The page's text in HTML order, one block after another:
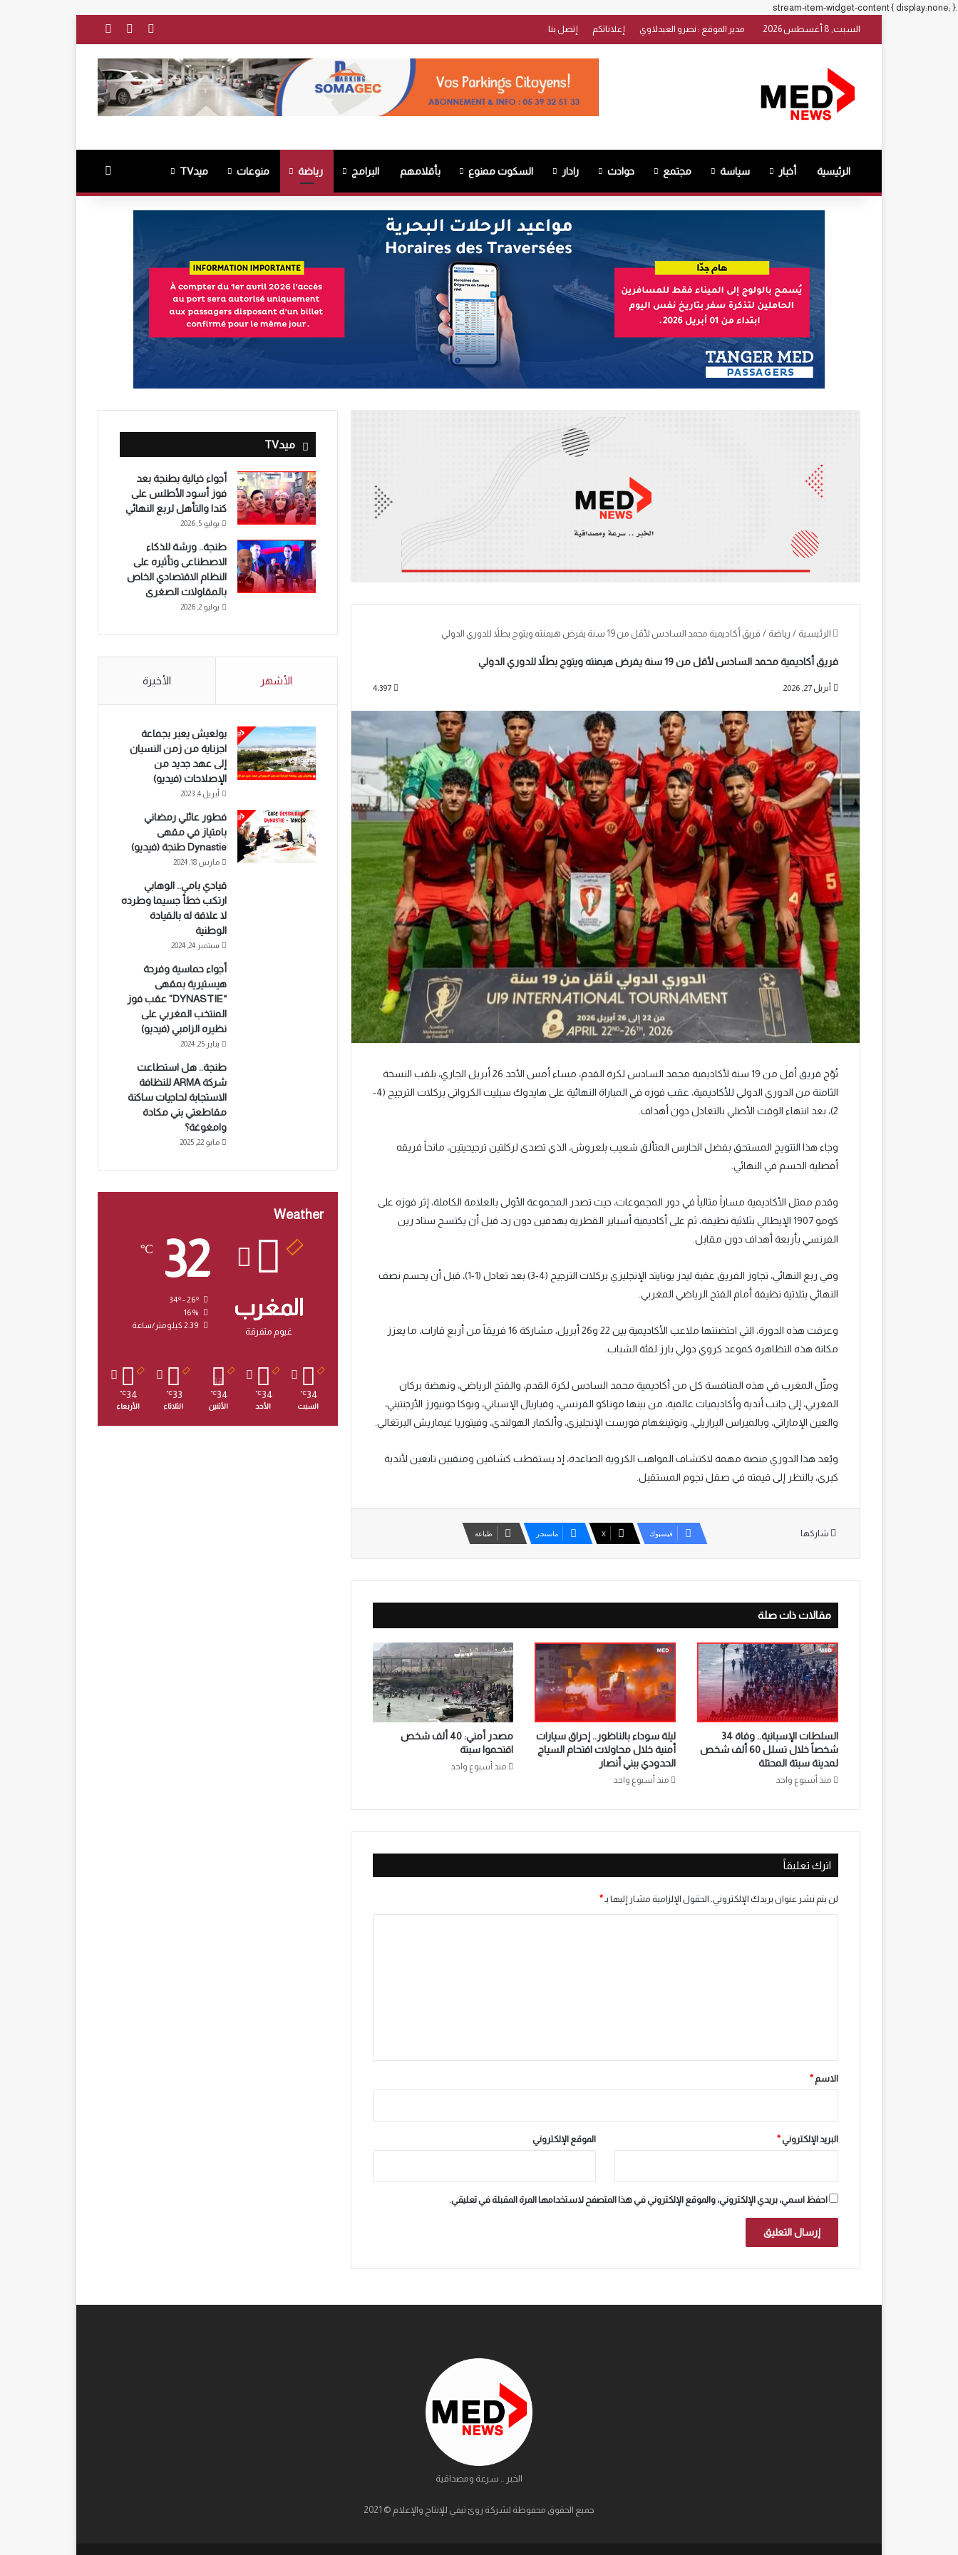
.stream-item-widget-content { display:none; }
السبت, 8 أغسطس 2026
مدير الموقع : نصرو العبدلاوي إعلاناتكم إتصل بنا فيسبوك‫YouTube
الرئيسية أخبار سياسة مجتمع حوادث رادار السكوت ممنوع بأقلامهم البرامج رياضة منوعات ميدTV
الرئيسية / رياضة / فريق أكاديمية محمد السادس لأقل من 19 سنة يفرض هيمنته ويتوج بطلاً للدوري الدولي
فريق أكاديمية محمد السادس لأقل من 19 سنة يفرض هيمنته ويتوج بطلاً للدوري الدولي
أبريل 27, 2026 4٬397
تُوّج فريق أقل من 19 سنة لأكاديمية محمد السادس لكرة القدم، مساء أمس الأحد 26 أبريل الجاري، بلقب النسخة
الثامنة من الدوري الدولي للأكاديمية، عقب فوزه في المباراة النهائية على هايدوك سبليت الكرواتي بركلات الترجيح (4-
2)، بعد انتهاء الوقت الأصلي بالتعادل دون أهداف.
وجاء هذا التتويج المستحق بفضل الحارس المتألق شعيب بلعروش، الذي تصدى لركلتين ترجيحيتين، مانحاً فريقه
أفضلية الحسم في النهائي.
وقدم ممثل الأكاديمية مساراً مثالياً في دور المجموعات، حيث تصدر المجموعة الأولى بالعلامة الكاملة، إثر فوزه على
كومو 1907 الإيطالي بثلاثية نظيفة، ثم على أكاديمية أسباير القطرية بهدفين دون رد، قبل أن يكتسح ستاد رين
الفرنسي بأربعة أهداف دون مقابل.
وفي ربع النهائي، تجاوز الفريق عقبة ليدز يونايتد الإنجليزي بركلات الترجيح (4-3) بعد تعادل (1-1)، قبل أن يحسم نصف
النهائي بثلاثية نظيفة أمام الفتح الرياضي المغربي.
وعرفت هذه الدورة، التي احتضنتها ملاعب الأكاديمية بين 22 و26 أبريل، مشاركة 16 فريقاً من أربع قارات، ما يعزز
مكانة هذه التظاهرة كموعد كروي دولي بارز لفئة الشباب.
ومثّل المغرب في هذه المنافسة كل من أكاديمية محمد السادس لكرة القدم، والفتح الرياضي، ونهضة بركان
المغربي، إلى جانب أندية وأكاديميات عالمية، من بينها موناكو الفرنسي، وفياريال الإسباني، وبوكا جونيورز الأرجنتيني،
والعين الإماراتي، وبالميراس البرازيلي، ونوتينغهام فورست الإنجليزي، وألكمار الهولندي، وفيتوريا غيماريش البرتغالي.
ويُعد هذا الدوري منصة مهمة لاكتشاف المواهب الكروية الصاعدة، إذ يستقطب كشافين ومنقبين تابعين لأندية
كبرى، بالنظر إلى قيمته في صقل نجوم المستقبل.
شاركها فيسبوك ‫X ماسنجر طباعة
مقالات ذات صلة
السلطات الإسبانية.. وفاة 34
شخصاً خلال تسلل 60 ألف شخص
لمدينة سبتة المحتلة
منذ أسبوع واحد
ليلة سوداء بالناظور.. إحراق سيارات
أمنية خلال محاولات اقتحام السياج
الحدودي ببني أنصار
منذ أسبوع واحد
مصدر أمني: 40 ألف شخص
اقتحموا سبتة
منذ أسبوع واحد
اترك تعليقاً
لن يتم نشر عنوان بريدك الإلكتروني. الحقول الإلزامية مشار إليها بـ *
*
الاسم *
البريد الإلكتروني* الموقع الإلكتروني
احفظ اسمي، بريدي الإلكتروني، والموقع الإلكتروني في هذا المتصفح لاستخدامها المرة المقبلة في تعليقي.
ميدTV
أجواء خيالية بطنجة بعد
فوز أسود الأطلس على
كندا والتأهل لربع النهائي
يوليو 5, 2026
طنجة.. ورشة للذكاء
الاصطناعى وتأثيره على
النظام الاقتصادي الخاص
بالمقاولات الصغرى
يوليو 2, 2026
الأشهر الأخيرة
بولعيش يعبر بجماعة
اجزناية من زمن النسيان
إلى عهد جديد من
الإصلاحات (فيديو)
أبريل 4, 2023
فطور عائلي رمضاني
بامتياز في مقهى
Dynastie طنجة (فيديو)
مارس 18, 2024
قيادي بامي.. الوهابي
ارتكب خطأ جسيما وطرده
لا علاقة له بالقيادة
الوطنية
سبتمبر 24, 2024
أجواء حماسية وفرحة
هيستيرية بمقهى
“DYNASTIE” عقب فوز
المنتخب المغربي على
نظيره الزامبي (فيديو)
يناير 25, 2024
طنجة.. هل استطاعت
شركة ARMA للنظافة
الاستجابة لحاجيات ساكنة
مقاطعتي بني مكادة
وامغوغة؟
مايو 22, 2025
Weather
المغرب
غيوم متفرقة
32
℃
34º - 26º
16%
2.39 كيلومتر/ساعة
34
℃
السبت
34
℃
الأحد
34
℃
الأثنين
33
℃
الثلاثاء
34
℃
الأربعاء
الخبر .. سرعة ومصداقية
جميع الحقوق محفوظة لشركة روئ تيفي للإنتاج والإعلام © 2021